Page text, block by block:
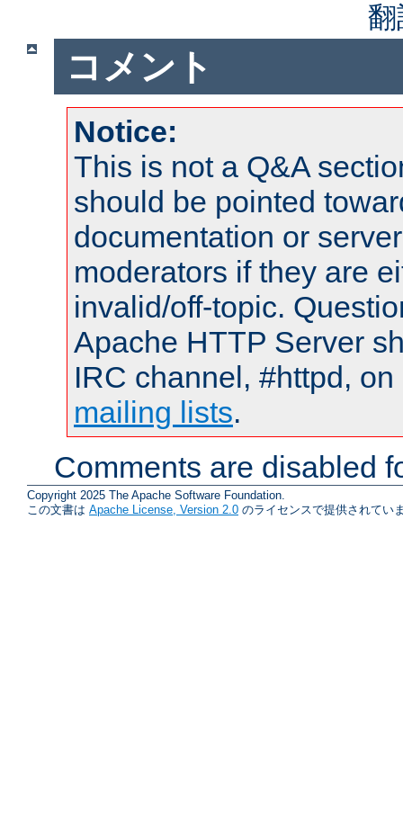
コメント
Notice:
This is not a Q&A
should be pointed
documentation or
moderators if they are
invalid/off-topic.
Apache HTTP Server
IRC channel, #httpd,
mailing lists.
Comments are disabled
Copyright 2025 The Apache Software Foundation.
この文書は Apache License, Version 2.0 のライセンスで提供されてい